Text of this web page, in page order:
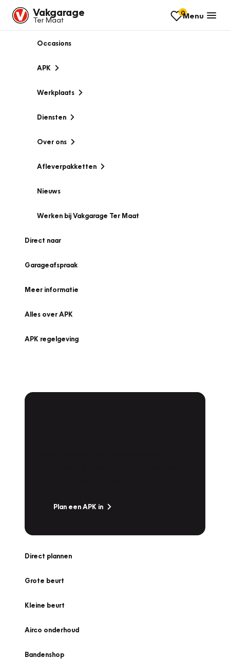
Vakgarage
Ter Maat
0Menu
Occasions
APK
Werkplaats
Diensten
Over ons
Afleverpakketten
Nieuws
Werken bij Vakgarage Ter Maat
Direct naar
Garageafspraak
Meer informatie
Alles over APK
APK regelgeving
Plan een APK in
Direct plannen
Grote beurt
Kleine beurt
Airco onderhoud
Bandenshop